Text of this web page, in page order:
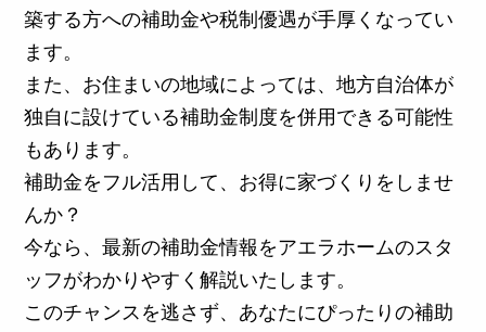
築する方への補助金や税制優遇が手厚くなってい
ます。
また、お住まいの地域によっては、地方自治体が
独自に設けている補助金制度を併用できる可能性
もあります。
補助金をフル活用して、お得に家づくりをしませ
んか？
今なら、最新の補助金情報をアエラホームのスタ
ッフがわかりやすく解説いたします。
このチャンスを逃さず、あなたにぴったりの補助